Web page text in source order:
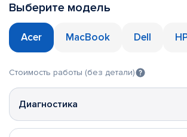
Выберите модель
Acer MacBook Dell
Стоимость работы (без детали)
Диагностика